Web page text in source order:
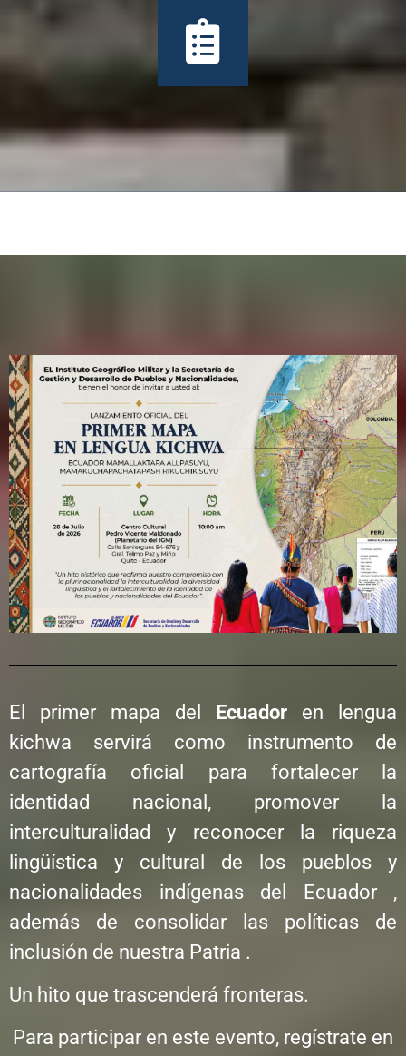
El primer mapa del Ecuador en lengua
kichwa servirá como instrumento de
cartografía oficial para fortalecer la
identidad nacional, promover la
interculturalidad y reconocer la riqueza
lingüística y cultural de los pueblos y
nacionalidades indígenas del Ecuador ,
además de consolidar las políticas de
inclusión de nuestra Patria .
Un hito que trascenderá fronteras.
Para participar en este evento, regístrate en